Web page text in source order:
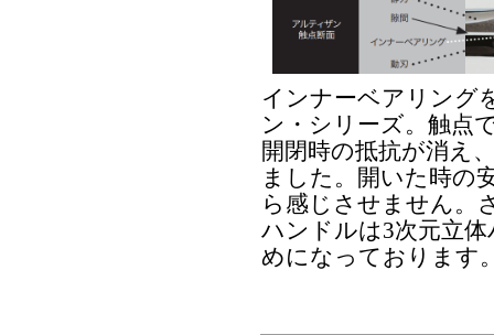
インナーベアリング
ン・シリーズ。触点
開閉時の抵抗が消え
ました。開いた時の
ら感じさせません。
ハンドルは3次元立
めになっております